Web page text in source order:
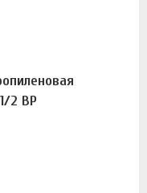
2 ВР